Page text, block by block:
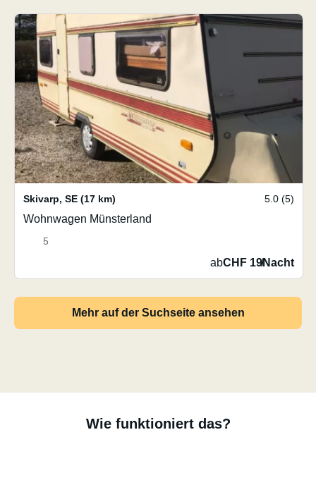
Skivarp, SE (17 km) 5.0 (5)
Wohnwagen Münsterland
5
abCHF 19/Nacht
Mehr auf der Suchseite ansehen
Wie funktioniert das?